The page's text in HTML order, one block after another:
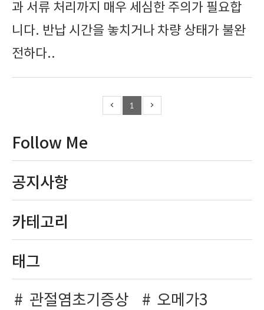
과 서류 처리까지 매우 세심한 주의가 필요합
니다. 반납 시간을 놓치거나 차량 상태가 불완
전하다..
1
Follow Me
공지사항
카테고리
태그
관절염초기증상
오메가3